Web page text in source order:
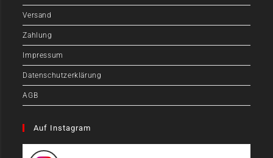
Versand
Zahlung
Impressum
Datenschutzerklärung
AGB
Auf Instagram